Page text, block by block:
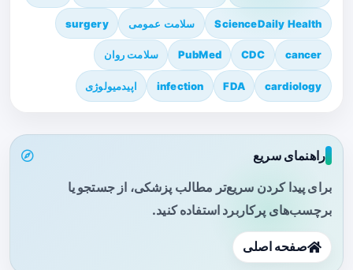
ScienceDaily Health سلامت عمومی surgery
cancer
CDC
PubMed سلامت روان
cardiology
FDA
infection اپیدمیولوژی
راهنمای سریع
برای پیدا کردن سریع‌تر مطالب پزشکی، از جستجو یا
برچسب‌های پرکاربرد استفاده کنید.
صفحه اصلی